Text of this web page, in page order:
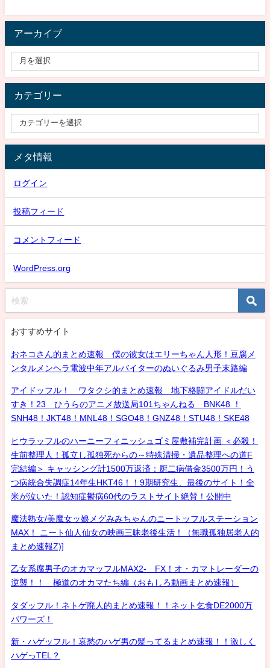
アーカイブ
カテゴリー
メタ情報
ログイン
投稿フィード
コメントフィード
WordPress.org
おすすめサイト
おネコさん的まとめ速報 僕の彼女はエリーちゃん人形！豆腐メ
ンタルメンヘラ電波中年アルバイターのぬいぐるみ男子末路編
アイドッフル！ ワタクシ的まとめ速報 地下格闘アイドルだい
すき！23 ひうらのアニメ放送局101ちゃんねる BNK48 ！
SNH48！JKT48！MNL48！SGO48！GNZ48！STU48！SKE48
ヒウラッフルのハーニーフィニッシュゴミ屋敷補完計画 ＜必殺！
生前整理人！孤立し孤独死からの～特殊清掃・遺品整理への道F
完結編＞ キャッシング計1500万返済：厨二病借金3500万円！う
つ病統合失調症14年生HKT46！！9期研究生、最後のサイト！全
米が泣いた！認知症鬱病60代のラストサイト絶賛！公開中
魔法熟女/美魔女ッ娘メグみみちゃんのニートッフルステーション
MAX！ ニート仙人仙女の映画三昧老後生活！（無職孤独居老人的
まとめ速報Z)]
乙女系腐男子のオカマッフルMAX2- FX！オ・カマトレーダーの
逆襲！！ 極道のオカマたち編（おもしろ動画まとめ速報）
タダッフル！ネトゲ廃人的まとめ速報！！ネット乞食DE2000万
パワーズ！
新・ハゲッフル！哀愁のハゲ男の髪ってるまとめ速報！！激しく
ハゲっTEL？